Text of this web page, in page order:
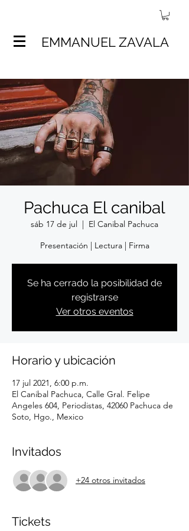
EMMANUEL ZAVALA
Pachuca El canibal
sáb 17 de jul
  |
El Canibal Pachuca
Presentación | Lectura | Firma
Se ha cerrado la posibilidad de
registrarse
Ver otros eventos
Horario y ubicación
17 jul 2021, 6:00 p.m.
El Canibal Pachuca, Calle Gral. Felipe
Angeles 604, Periodistas, 42060 Pachuca de
Soto, Hgo., Mexico
Invitados
+24 otros invitados
Tickets